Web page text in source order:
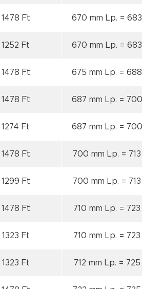
1478 Ft 670 mm Lp. =
1252 Ft 670 mm Lp. =
1478 Ft 675 mm Lp. =
1478 Ft 687 mm Lp. =
1274 Ft 687 mm Lp. =
1478 Ft 700 mm Lp. = 713
1299 Ft 700 mm Lp. = 713
1478 Ft 710 mm Lp. = 723
1323 Ft 710 mm Lp. = 723
1323 Ft 712 mm Lp. = 725